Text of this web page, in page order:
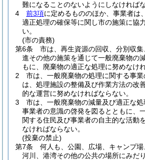
難になることのないようにしなければ
4
前3項に定めるもののほか、事業者は
適正処理の確保等に関し市の施策に協
い。
(市の責務)
第6条
市は、再生資源の回収、分別収
進その他の施策を通じて一般廃棄物の
もに、廃棄物の適正な処理に努めなけ
2
市は、一般廃棄物の処理に関する事
は、処理施設の整備及び作業方法の改
的な運営に努めなければならない。
3
市は、一般廃棄物の減量及び適正な
事業者の意識の啓発を図るとともに、
関する住民及び事業者の自主的な活動
なければならない。
(投棄の禁止)
第7条
何人も、公園、広場、キャンプ場
河川、港湾その他の公共の場所にみだ